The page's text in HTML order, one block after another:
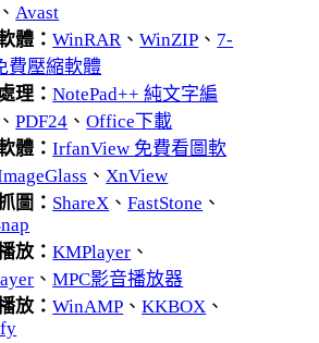
、 Avast
體：WinRAR 、WinZIP 、 7-
費壓縮軟體
理：NotePad++ 純文字編
、PDF24 、Office下載
體：IrfanView 免費看圖軟
、 XnView
圖： ShareX 、FastStone 、
放：KMPlayer 、
、MPC影音播放器
放：WinAMP 、KKBOX 、